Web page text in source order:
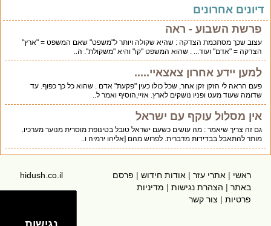
דיונים אחרונים
פרשת השבוע - ראה
עצוב שכך מסתכמת הצדקה : שהיא שקולה ויותר ל"משפט" שאם המשפט = "ארץ"
הצדקה = "אדם" ועוד... . שהוא המשפט "קו" והיא "משקולת". ה..
למען יידע אחרון צאצאיי.....
פעם הראה לי הזקן זקן אחר, שכל כולו כעין "פקעת" אדם . שהוא כל כך כפוף. עד
שדומה שעוד מעט ופניו נושקים לארץ. אזיי,הוסיף ואמר ל..
אין מסלול עוקף עם ישראל
גם זה צריך שיאמר : מה עושים כשעם ישראל טובל בטינופת מוסרית מנוער מערכיו.
מותר להתאבל בבדידות מדברית. לפרוש מהם [אליהו ירמיה ו..
ראשי | אתרי עזר | אודות חידוש | פרסם
באתר | הצהרת נגישות | מדיניות
פרטיות | צור קשר
hidush.co.il